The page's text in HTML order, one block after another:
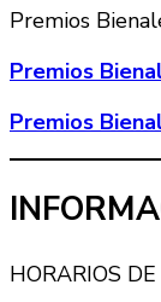
Premios
Premios
Premios
HORARIOS